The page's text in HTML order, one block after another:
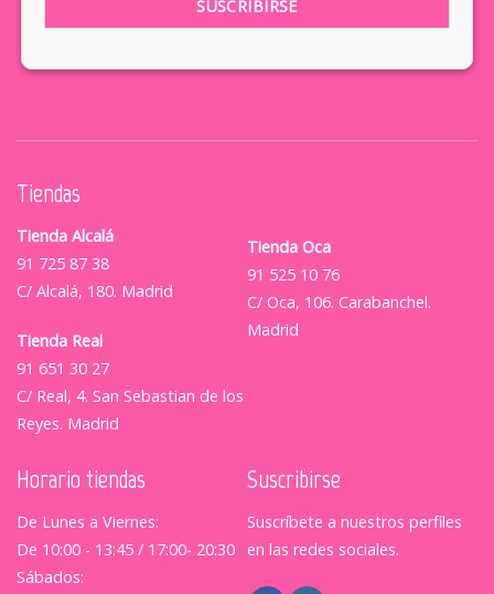
Tiendas
Tienda Alcalá
91 725 87 38
C/ Alcalá, 180. Madrid
Tienda Real
91 651 30 27
C/ Real, 4. San Sebastian de los
Reyes. Madrid
Tienda Oca
91 525 10 76
C/ Oca, 106. Carabanchel.
Madrid
Horario tiendas
De Lunes a Viernes:
De 10:00 - 13:45 / 17:00- 20:30
Sábados:
Suscribirse
Suscríbete a nuestros perfiles
en las redes sociales.